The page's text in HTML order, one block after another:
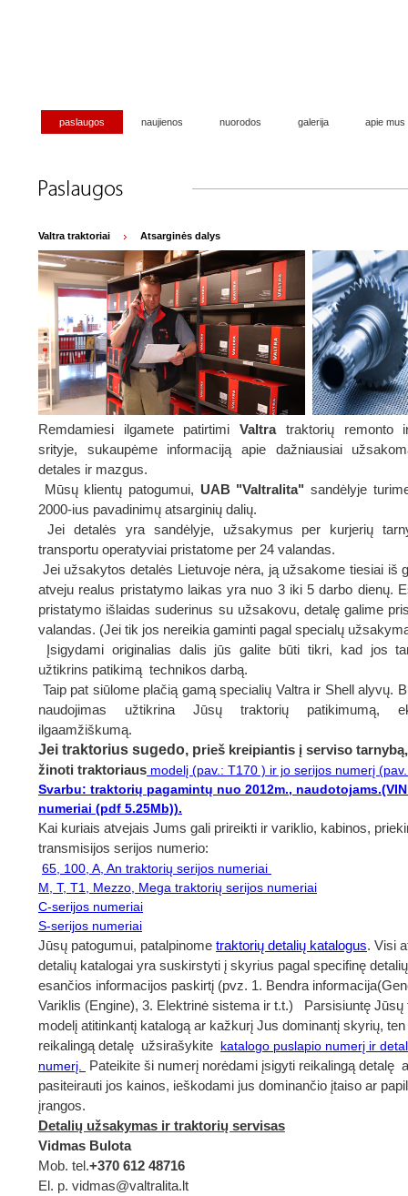
paslaugos naujienos nuorodos galerija apie mus
Valtra traktoriai Atsarginės dalys
Remdamiesi ilgamete patirtimiValtratraktorių remonto
srityje, sukaupėmeinformaciją apie dažniausiai
detales ir mazgus.
Mūsų klientų patogumui, UAB "Valtralita" sandėlyje
2000-ius pavadinimų atsarginių dalių.
Jei detalės yra sandėlyje, užsakymus per kurjerių
transportu operatyviai pristatome per 24 valandas.
Jei užsakytos detalės Lietuvoje nėra, ją užsakome tiesiai iš
atveju realus pristatymo laikas yra nuo 3 iki 5 darbo dienų.
pristatymo išlaidas suderinus su užsakovu, detalę galime
valandas. (Jei tik jos nereikia gaminti pagal specialų
Įsigydami originalias dalis jūs galite būti tikri, kad jos
užtikrins patikimą technikos darbą.
Taip pat siūlome plačią gamą specialių Valtra ir Shell alyvų.
naudojimas užtikrina Jūsų traktorių patikimumą,
ilgaamžiškumą.
Jei traktorius sugedo, prieš kreipiantis į serviso
žinoti traktoriaus modelį (pav.: T170 ) ir jo serijos numerį
Svarbu: traktorių pagamintų nuo 2012m.,
numeriai (pdf 5.25Mb)).
Kai kuriais atvejais Jums gali prireikti ir variklio, kabinos,
transmisijos serijos numerio:
65, 100, A, An traktorių serijos numeriai
M, T, T1, Mezzo, Mega traktorių serijos numeriai
C-serijos numeriai
S-serijos numeriai
Jūsų patogumui, patalpinome traktorių detalių katalogus. Visi
detalių katalogai yra suskirstyti į skyrius pagal specifinę
esančios informacijos paskirtį (pvz. 1. Bendra
Variklis (Engine), 3. Elektrinė sistema ir t.t.) Parsisiuntę Jūsų
modelį atitinkantį katalogą ar kažkurį Jus dominantį skyrių,
reikalingą detalę užsirašykite
katalogo puslapio numerį ir
numerį.
Pateikite ši numerį norėdami įsigyti reikalingą detalę
pasiteirauti jos kainos, ieškodami jus dominančio įtaiso ar
įrangos.
Detalių užsakymas ir traktorių servisas
Vidmas Bulota
Mob. tel.+370 612 48716
El. p. vidmas@valtralita.lt